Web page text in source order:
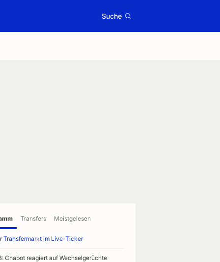
Suche
Transfers Meistgelesen
Transfermarkt im Live-Ticker
Chabot reagiert auf Wechselgerüchte